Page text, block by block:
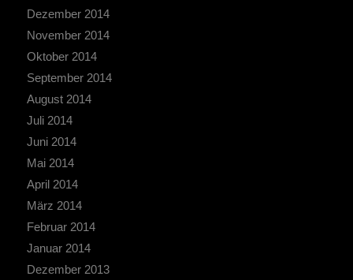
Dezember 2014
November 2014
Oktober 2014
September 2014
August 2014
Juli 2014
Juni 2014
Mai 2014
April 2014
März 2014
Februar 2014
Januar 2014
Dezember 2013